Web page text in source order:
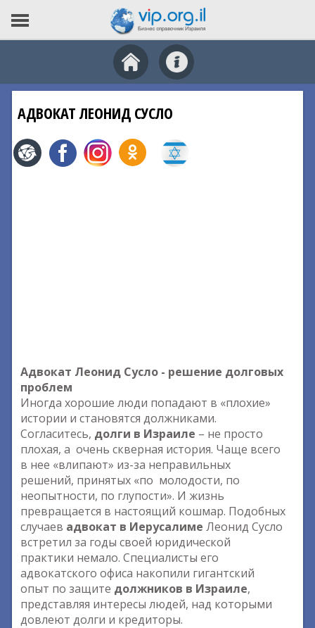
АДВОКАТ ЛЕОНИД СУСЛО
Адвокат Леонид Сусло - решение долговых
проблем
Иногда хорошие люди попадают в «плохие»
истории и становятся должниками.
Согласитесь, долги в Израиле – не просто
плохая, а очень скверная история. Чаще всего
в нее «влипают» из-за неправильных
решений, принятых «по молодости, по
неопытности, по глупости». И жизнь
превращается в настоящий кошмар. Подобных
случаев адвокат в Иерусалиме Леонид Сусло
встретил за годы своей юридической
практики немало. Специалисты его
адвокатского офиса накопили гигантский
опыт по защите должников в Израиле,
представляя интересы людей, над которыми
довлеют долги и кредиторы.